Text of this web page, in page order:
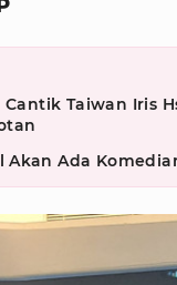
Taiwan Iris
Akan Ada